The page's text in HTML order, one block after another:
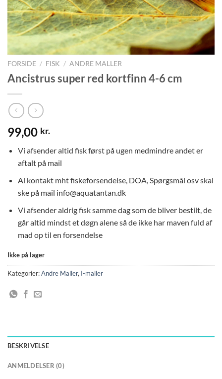
FORSIDE / FISK / ANDRE MALLER
Ancistrus super red kortfinn 4-6 cm
99,00 kr.
Vi afsender altid fisk først på ugen medmindre andet er
aftalt på mail
Al kontakt mht fiskeforsendelse, DOA, Spørgsmål osv skal
ske på mail info@aquatantan.dk
Vi afsender aldrig fisk samme dag som de bliver bestilt, de
går altid mindst et døgn alene så de ikke har maven fuld af
mad op til en forsendelse
Ikke på lager
Kategorier:Andre Maller, I-maller
BESKRIVELSE
ANMELDELSER (0)